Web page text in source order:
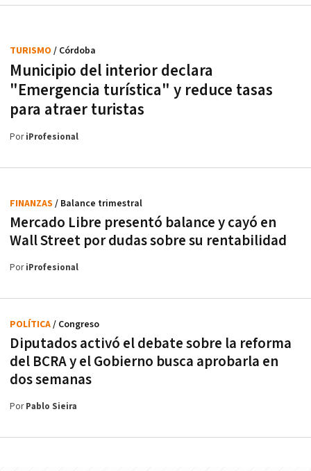
Municipio del interior declara
"Emergencia turística" y reduce tasas
para atraer turistas
TURISMO / Córdoba
PoriProfesional
Mercado Libre presentó balance y cayó en
Wall Street por dudas sobre su rentabilidad
FINANZAS / Balance trimestral
PoriProfesional
Diputados activó el debate sobre la reforma
del BCRA y el Gobierno busca aprobarla en
dos semanas
POLÍTICA/ Congreso
PorPablo Sieira